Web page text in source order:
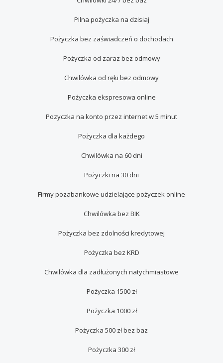
Pilna pożyczka na dzisiaj
Pożyczka bez zaświadczeń o dochodach
Pożyczka od zaraz bez odmowy
Chwilówka od ręki bez odmowy
Pożyczka ekspresowa online
Pozyczka na konto przez internet w 5 minut
Pożyczka dla każdego
Chwilówka na 60 dni
Pożyczki na 30 dni
Firmy pozabankowe udzielające pożyczek online
Сhwilówka bez BIK
Pożyczka bez zdolności kredytowej
Pożyczka bez KRD
Chwilówka dla zadłużonych natychmiastowe
Pożyczka 1500 zł
Pożyczka 1000 zł
Pożyczka 500 zł bez baz
Pożyczka 300 zł